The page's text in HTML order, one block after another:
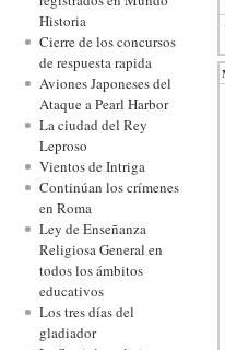
Historia
Cierre de los concursos
de respuesta rapida
Aviones Japoneses del
Ataque a Pearl Harbor
La ciudad del Rey
Leproso
Vientos de Intriga
Continúan los crímenes
en Roma
Ley de Enseñanza
Religiosa General en
todos los ámbitos
educativos
Los tres días del
gladiador